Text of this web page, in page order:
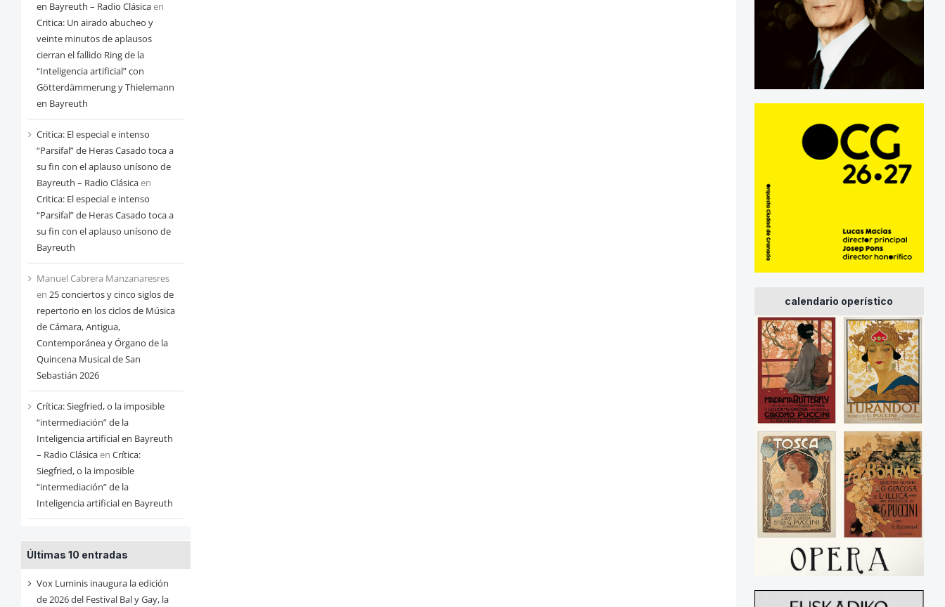
en Bayreuth – Radio Clásicaen
Critica: Un airado abucheo y
veinte minutos de aplausos
cierran el fallido Ring de la
“Inteligencia artificial” con
Götterdämmerung y Thielemann
en Bayreuth
Critica: El especial e intenso
“Parsifal” de Heras Casado toca a
su fin con el aplauso unísono de
Bayreuth – Radio Clásicaen
Critica: El especial e intenso
“Parsifal” de Heras Casado toca a
su fin con el aplauso unísono de
Bayreuth
Manuel Cabrera Manzanaresres
en 25 conciertos y cinco siglos de
repertorio en los ciclos de Música
de Cámara, Antigua,
Contemporánea y Órgano de la
Quincena Musical de San
Sebastián 2026
Crítica: Siegfried, o la imposible
“intermediación” de la
Inteligencia artificial en Bayreuth
– Radio Clásicaen Crítica:
Siegfried, o la imposible
“intermediación” de la
Inteligencia artificial en Bayreuth
Últimas 10 entradas
Vox Luminis inaugura la edición
de 2026 del Festival Bal y Gay, la
calendario operístico